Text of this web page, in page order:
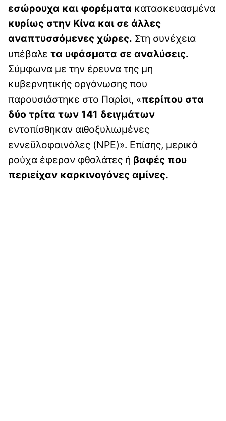
εσώρουχα και φορέματα κατασκευασμένα
κυρίως στην Κίνα και σε άλλες
αναπτυσσόμενες χώρες. Στη συνέχεια
υπέβαλε τα υφάσματα σε αναλύσεις.
Σύμφωνα με την έρευνα της μη
κυβερνητικής οργάνωσης που
παρουσιάστηκε στο Παρίσι, «περίπου στα
δύο τρίτα των 141 δειγμάτων
εντοπίσθηκαν αιθοξυλιωμένες
εννεϋλοφαινόλες (NPE)». Επίσης, μερικά
ρούχα έφεραν φθαλάτες ή βαφές που
περιείχαν καρκινογόνες αμίνες.